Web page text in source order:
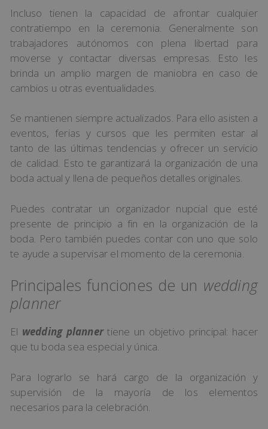
Incluso tienen la capacidad de afrontar cualquier
contratiempo en la ceremonia. Generalmente son
trabajadores autónomos con plena libertad para
moverse y contactar diversas empresas. Esto les
brinda un amplio margen de maniobra en caso de
cambios u otras eventualidades.
Se mantienen siempre actualizados. Para ello asisten a
eventos, ferias y cursos que les permiten estar al
tanto de las últimas tendencias y ofrecer un servicio
de calidad. Esto te garantizará la organización de una
boda actual y llena de pequeños detalles originales.
Puedes contratar un organizador nupcial que esté
presente de principio a fin en la organización de la
boda. Pero también puedes contar con uno que solo
te ayude a supervisar el momento de la ceremonia.
Principales funciones de un wedding
planner
El wedding plannertiene un objetivo principal: hacer
que tu boda sea especial y única.
Para lograrlo se hará cargo de la organización y
supervisión de la mayoría de los elementos
necesarios para la celebración.